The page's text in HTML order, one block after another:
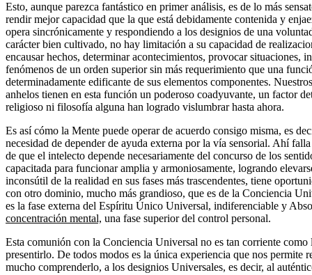
Esto, aunque parezca fantástico en primer análisis, es de lo más
rendir mejor capacidad que la que está debidamente contenida y
opera sincrónicamente y respondiendo a los designios de una
carácter bien cultivado, no hay limitación a su capacidad de
encausar hechos, determinar acontecimientos, provocar situaciones,
fenómenos de un orden superior sin más requerimiento que una
determinadamente edificante de sus elementos componentes.
anhelos tienen en esta función un poderoso coadyuvante, un factor
religioso ni filosofía alguna han logrado vislumbrar hasta ahora.
Es así cómo la Mente puede operar de acuerdo consigo misma, es
necesidad de depender de ayuda externa por la vía sensorial. Ahí
de que el intelecto depende necesariamente del concurso de los
capacitada para funcionar amplia y armoniosamente, logrando
inconsútil de la realidad en sus fases más trascendentes, tiene
con otro dominio, mucho más grandioso, que es de la Conciencia
es la fase externa del Espíritu Único Universal, indiferenciable y
concentración mental, una fase superior del control personal.
Esta comunión con la Conciencia Universal no es tan corriente como
presentirlo. De todos modos es la única experiencia que nos permite
mucho comprenderlo, a los designios Universales, es decir, al